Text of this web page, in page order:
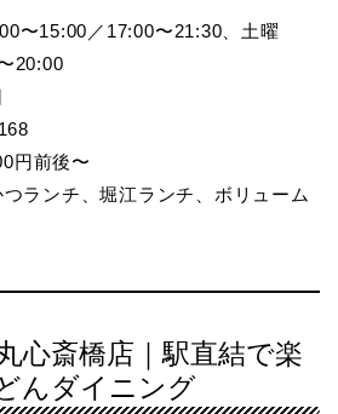
〜15:00／17:00〜21:30、土曜
20:00
円前後〜
ランチ、堀江ランチ、ボリューム
心斎橋店｜駅直結で楽
んダイニング